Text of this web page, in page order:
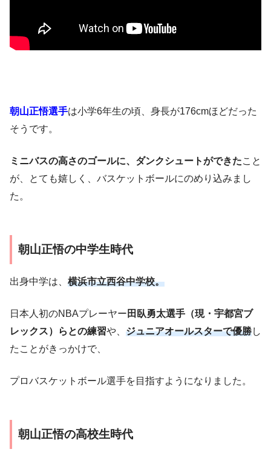
朝山正悟選手は小学6年生の頃、身長が176cmほどだった
そうです。
ミニバスの高さのゴールに、ダンクシュートができたこと
が、とても嬉しく、バスケットボールにのめり込みまし
た。
朝山正悟の中学生時代
出身中学は、 横浜市立西谷中学校。
日本人初のNBAプレーヤー 田臥勇太選手（現・宇都宮ブ
レックス）らとの練習や、 ジュニアオールスターで優勝し
たことがきっかけで、
プロバスケットボール選手を目指すようになりました。
朝山正悟の高校生時代